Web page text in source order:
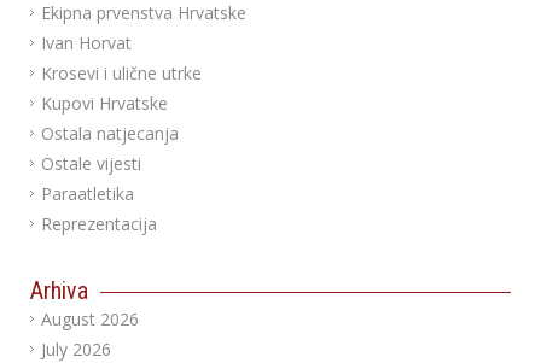
Ekipna prvenstva Hrvatske
Ivan Horvat
Krosevi i ulične utrke
Kupovi Hrvatske
Ostala natjecanja
Ostale vijesti
Paraatletika
Reprezentacija
Arhiva
August 2026
July 2026